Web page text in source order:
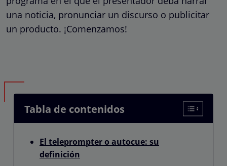
una noticia, pronunciar un discurso o publicitar
un producto. ¡Comenzamos!
Tabla de contenidos
El teleprompter o autocue: su
definición